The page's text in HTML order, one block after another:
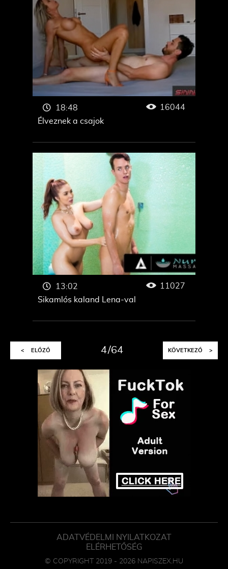
Élveznek a csajok
18:48 16044
Sikamlós kaland Lena-val
13:02 11027
< ELŐZŐ 4 64 KÖVETKEZŐ >
ADATVÉDELMI NYILATKOZAT
ELÉRHETŐSÉG
© COPYRIGHT 2019 - 2026 NAPISZEX.HU